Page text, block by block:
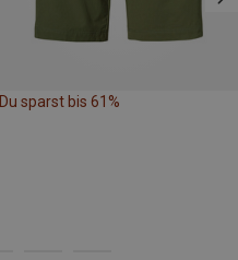
Du sparst bis 61%